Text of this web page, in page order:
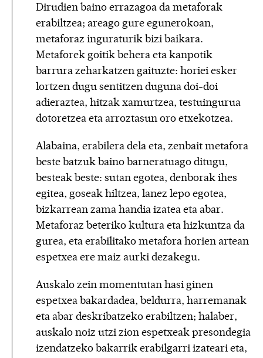
Dirudien baino errazagoa da metaforak
erabiltzea; areago gure egunerokoan,
metaforaz inguraturik bizi baikara.
Metaforek goitik behera eta kanpotik
barrura zeharkatzen gaituzte: horiei esker
lortzen dugu sentitzen duguna doi-doi
adieraztea, hitzak xamurtzea, testuingurua
dotoretzea eta arroztasun oro etxekotzea.
Alabaina, erabilera dela eta, zenbait metafora
beste batzuk baino barneratuago ditugu,
besteak beste: sutan egotea, denborak ihes
egitea, goseak hiltzea, lanez lepo egotea,
bizkarrean zama handia izatea eta abar.
Metaforaz beteriko kultura eta hizkuntza da
gurea, eta erabilitako metafora horien artean
espetxea ere maiz aurki dezakegu.
Auskalo zein momentutan hasi ginen
espetxea bakardadea, beldurra, harremanak
eta abar deskribatzeko erabiltzen; halaber,
auskalo noiz utzi zion espetxeak presondegia
izendatzeko bakarrik erabilgarri izateari eta,